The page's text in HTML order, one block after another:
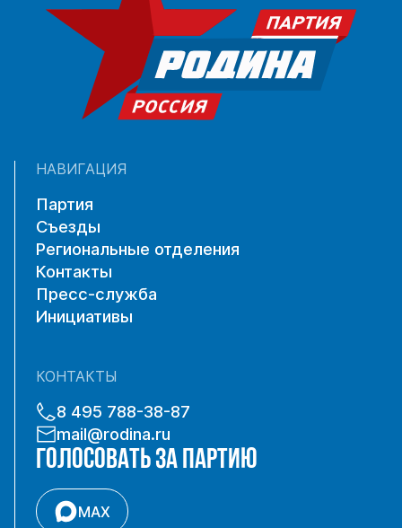
НАВИГАЦИЯ
Партия
Съезды
Региональные отделения
Контакты
Пресс-служба
Инициативы
КОНТАКТЫ
8 495 788-38-87
mail@rodina.ru
ГОЛОСОВАТЬ ЗА ПАРТИЮ
MAX